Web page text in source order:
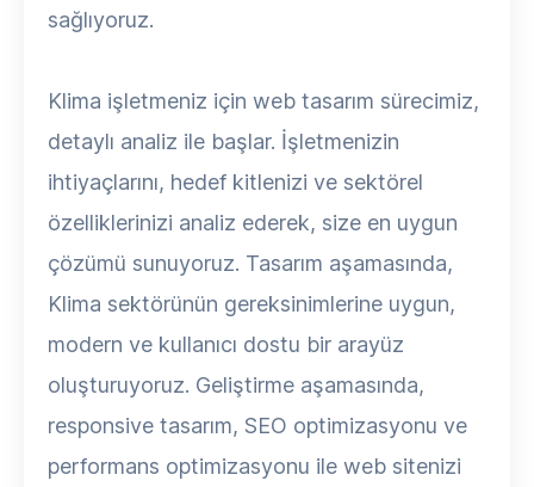
sağlıyoruz.
Klima işletmeniz için web tasarım sürecimiz,
detaylı analiz ile başlar. İşletmenizin
ihtiyaçlarını, hedef kitlenizi ve sektörel
özelliklerinizi analiz ederek, size en uygun
çözümü sunuyoruz. Tasarım aşamasında,
Klima sektörünün gereksinimlerine uygun,
modern ve kullanıcı dostu bir arayüz
oluşturuyoruz. Geliştirme aşamasında,
responsive tasarım, SEO optimizasyonu ve
performans optimizasyonu ile web sitenizi